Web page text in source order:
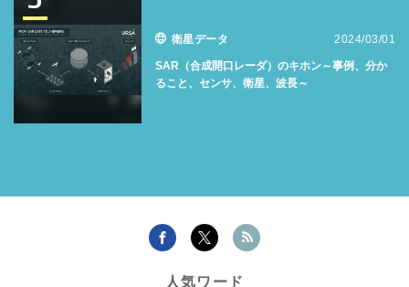
衛星データ 2024/03/01
SAR（合成開口レーダ）のキホン～事例、分か
ること、センサ、衛星、波長～
人気ワード